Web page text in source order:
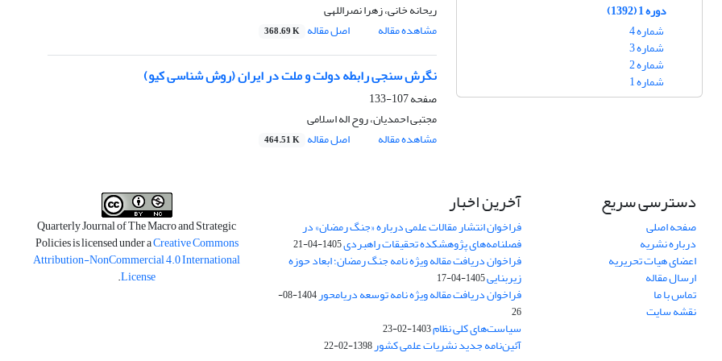
ریحانه خانی، زهرا نصراللهی
مشاهده مقاله
اصل مقاله 368.69 K
نگرش سنجی رابطه دولت و ملت در ایران (روش شناسی کیو)
صفحه107-133
مجتبی احمدیان، روح اله اسلامی
مشاهده مقاله
اصل مقاله 464.51 K
دوره 1 (1392)
شماره 4
شماره 3
شماره 2
شماره 1
دسترسی سریع
صفحه اصلی
درباره نشریه
اعضای هیات تحریریه
ارسال مقاله
تماس با ما
نقشه سایت
آخرین اخبار
فراخوان انتشار مقالات علمی درباره «جنگ رمضان» در
فصلنامه‌های پژوهشکده تحقیقات راهبردی1405-04-21
فراخوان دریافت مقاله ویژه نامه جنگ رمضان؛ ابعاد حوزه
زیربنایی1405-04-17
فراخوان دریافت مقاله ویژه نامه توسعه دریامحور
1404-08-
26
سیاست‌های کلی نظام1403-02-23
آئین‌نامه جدید نشریات علمی کشور1398-02-22
Quarterly Journal of The Macro and Strategic
Policies is licensed under aCreative Commons
Attribution-NonCommercial 4.0 International
License
.